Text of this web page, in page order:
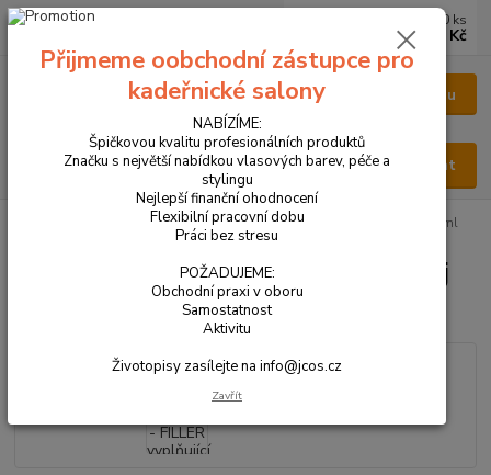
Menu
Hledat
0 ks
0 Kč
VŠECHNY PRODUKTY PURIFY - FILLER vyplňující sprej 300 ml
PURIFY - FILLER vyplňující sprej
Přijmeme oobchodní zástupce pro
kadeřnické salony
NABÍZÍME:
Špičkovou kvalitu profesionálních produktů
Značku s největší nabídkou vlasových barev, péče a
stylingu
Nejlepší finanční ohodnocení
Flexibilní pracovní dobu
Práci bez stresu
POŽADUJEME:
Obchodní praxi v oboru
Samostatnost
Aktivitu
Životopisy zasílejte na info@jcos.cz
Zavřít